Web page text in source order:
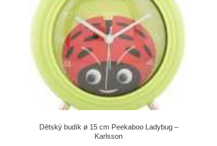
Dětský budík ø 15 cm Peekaboo Ladybug –
Karlsson